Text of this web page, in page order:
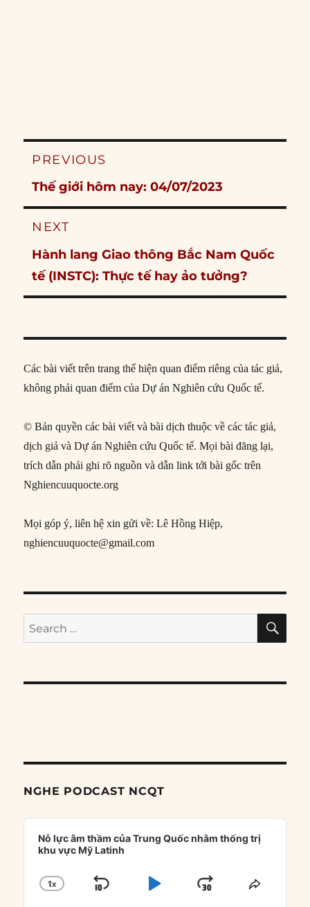
Post
PREVIOUS
Previous
post:
Thế giới hôm nay: 04/07/2023
NEXT
Next
post:
Hành lang Giao thông Bắc Nam Quốc
tế (INSTC): Thực tế hay ảo tưởng?
Các bài viết trên trang thể hiện quan điểm riêng của tác giả,
không phải quan điểm của Dự án Nghiên cứu Quốc tế.
© Bản quyền các bài viết và bài dịch thuộc về các tác giả,
dịch giả và Dự án Nghiên cứu Quốc tế. Mọi bài đăng lại,
trích dẫn phải ghi rõ nguồn và dẫn link tới bài gốc trên
Nghiencuuquocte.org
Mọi góp ý, liên hệ xin gửi về: Lê Hồng Hiệp,
nghiencuuquocte@gmail.com
Search
for:
NGHE PODCAST NCQT
Audio
Player
Nỗ lực âm thầm của Trung Quốc nhằm thống trị
khu vực Mỹ Latinh
CHANGE
1X
SKIP
PLAYJUMPSHARE